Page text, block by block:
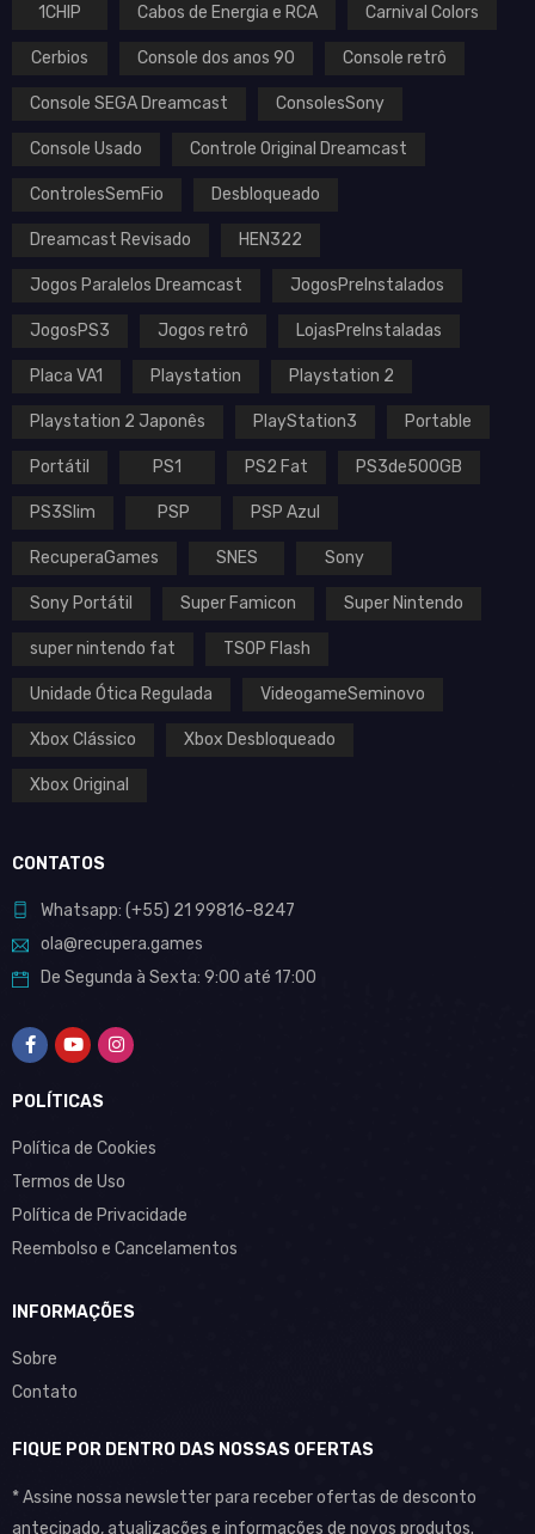
VOLTAGEM
1CHIP Cabos de Energia e RCA Carnival Colors
Cerbios Console dos anos 90 Console retrô
Console SEGA Dreamcast ConsolesSony
Console Usado Controle Original Dreamcast
ControlesSemFio Desbloqueado
Dreamcast Revisado HEN322
Jogos Paralelos Dreamcast JogosPreInstalados
JogosPS3 Jogos retrô LojasPreInstaladas
Placa VA1 Playstation Playstation 2
Playstation 2 Japonês PlayStation3 Portable
Portátil PS1 PS2 Fat PS3de500GB
PS3Slim PSP PSP Azul
RecuperaGames SNES Sony
Sony Portátil Super Famicon Super Nintendo
super nintendo fat TSOP Flash
Unidade Ótica Regulada VideogameSeminovo
Xbox Clássico Xbox Desbloqueado
Xbox Original
CONTATOS
Whatsapp: (+55) 21 99816-8247
ola@recupera.games
De Segunda à Sexta: 9:00 até 17:00
POLÍTICAS
Política de Cookies
Termos de Uso
Política de Privacidade
Reembolso e Cancelamentos
INFORMAÇÕES
Sobre
Contato
FIQUE POR DENTRO DAS NOSSAS OFERTAS
* Assine nossa newsletter para receber ofertas de desconto
antecipado, atualizações e informações de novos produtos.